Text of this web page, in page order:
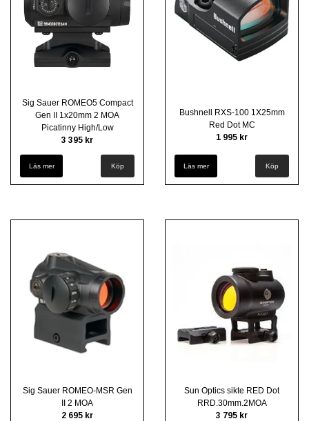
Sig Sauer ROMEO5 Compact
Gen II 1x20mm 2 MOA
Picatinny High/Low
3 395 kr
Läs mer Köp
Bushnell RXS-100 1X25mm
Red Dot MC
1 995 kr
Läs mer
Sig Sauer ROMEO-MSR Gen
II 2 MOA
2 695 kr
Sun Optics sikte RED Dot
RRD.30mm.2MOA
3 795 kr